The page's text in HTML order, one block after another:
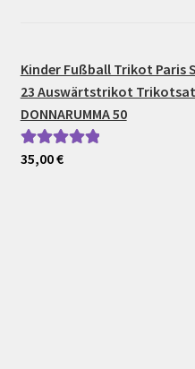
Kinder Fußball Trikot Paris
23 Auswärtstrikot
DONNARUMMA 50
Bewertet mit
35,00€